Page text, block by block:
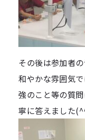
その後は参加者
和やかな雰囲気
強のこと等の質
寧に答えました